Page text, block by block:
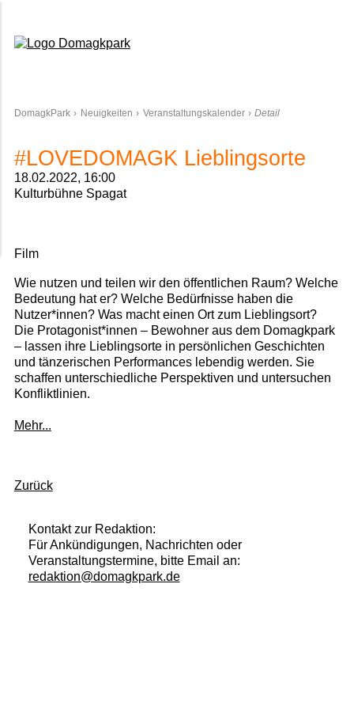
DomagkPark Neuigkeiten Veranstaltungskalender Detail
#LOVEDOMAGK Lieblingsorte
18.02.2022, 16:00
Kulturbühne Spagat
Film
Wie nutzen und teilen wir den öffentlichen Raum? Welche
Bedeutung hat er? Welche Bedürfnisse haben die
Nutzer*innen? Was macht einen Ort zum Lieblingsort?
Die Protagonist*innen – Bewohner aus dem Domagkpark
– lassen ihre Lieblingsorte in persönlichen Geschichten
und tänzerischen Performances lebendig werden. Sie
schaffen unterschiedliche Perspektiven und untersuchen
Konfliktlinien.
Mehr...
Zurück
Kontakt zur Redaktion:
Für Ankündigungen, Nachrichten oder
Veranstaltungstermine, bitte Email an:
redaktion@domagkpark.de